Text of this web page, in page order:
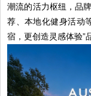
潮流的活力枢纽，品
荐、本地化健身活动
宿，更创造灵感体验”